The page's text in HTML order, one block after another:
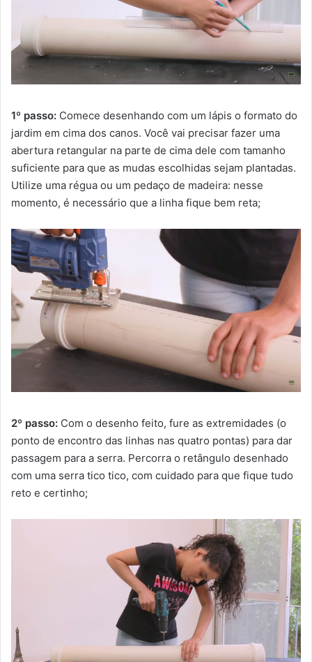
1º passo: Comece desenhando com um lápis o formato do
jardim em cima dos canos. Você vai precisar fazer uma
abertura retangular na parte de cima dele com tamanho
suficiente para que as mudas escolhidas sejam plantadas.
Utilize uma régua ou um pedaço de madeira: nesse
momento, é necessário que a linha fique bem reta;
2º passo: Com o desenho feito, fure as extremidades (o
ponto de encontro das linhas nas quatro pontas) para dar
passagem para a serra. Percorra o retângulo desenhado
com uma serra tico tico, com cuidado para que fique tudo
reto e certinho;